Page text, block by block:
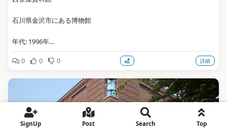
石川県金沢市にある博物館
年代: 1996年
公式サイト:
https://www4.city.kanazawa.lg.jp/soshikikarasagasu/kohokochoka
/gyomuannai/6/2/6335.html
写真: 金沢市 / CC BY 2.1 jp（Wikimedia Commons）
地点データ: Wikidata (CC0)
0 0 0 詳細
SignUp Post Search Top